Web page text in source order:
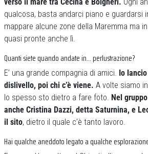
verso il mare tra Cecina e Bolgheri. Ogni
qualcosa, basta andarci piano e guardarsi
mappare alcune zone della Maremma ma
quasi pronte anche lì.
Quanti siete quando andate in… perlustrazione?
E’ una grande compagnia di amici. Io
dislivello, poi chi c’è viene. A volte siamo
Io spesso sto dietro a fare foto. Nel
anche Cristina Dazzi, detta Saturnina, e
il sito, dietro il quale c’è tanto lavoro.
Hai qualche aneddoto legato a qualche